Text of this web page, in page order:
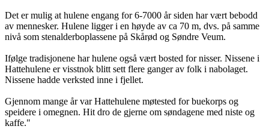
Det er mulig at hulene engang for 6-7000 år siden har vært bebodd
av mennesker. Hulene ligger i en høyde av ca 70 m, dvs. på samme
nivå som stenalderboplassene på Skårød og Søndre Veum.
Ifølge tradisjonene har hulene også vært bosted for nisser. Nissene i
Hattehulene er visstnok blitt sett flere ganger av folk i nabolaget.
Nissene hadde verksted inne i fjellet.
Gjennom mange år var Hattehulene møtested for buekorps og
speidere i omegnen. Hit dro de gjerne om søndagene med niste og
kaffe."